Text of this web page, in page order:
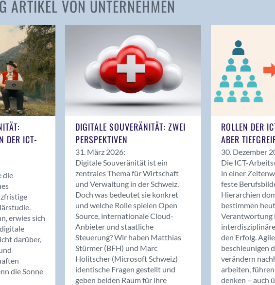
Andelfingen
Balsthal
Balzers
Bassersdorf
Benken (SG)
Bergdietikon
Bern - Liebefeld
ARTIKEL VON UNTERNEHMEN
DER ICT-
die
erwies sich
darüber,
die Sonne
DIGITALE SOUVERÄNITÄT: ZWEI
PERSPEKTIVEN
31. März 2026:
Digitale Souveränität ist ein
zentrales Thema für Wirtschaft
und Verwaltung in der Schweiz.
Doch was bedeutet sie konkret
und welche Rolle spielen Open
Source, internationale Cloud-
Anbieter und staatliche
Steuerung? Wir haben Matthias
Stürmer (BFH) und Marc
Holitscher (Microsoft Schweiz)
identische Fragen gestellt und
geben beiden Raum für ihre
ROLLEN DER
ABER
30. Dezember
Die ICT-
in einer
feste
Hierarchien
bestimmen
Verantwortung
den Erfolg.
beschleunigen
verändern
arbeiten,
denken – auch